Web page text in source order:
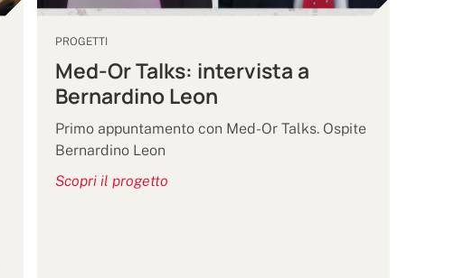
PROGETTI
Med-Or Talks: intervista a
Bernardino Leon
Primo appuntamento con Med-Or Talks. Ospite
Bernardino Leon
Scopri il progetto